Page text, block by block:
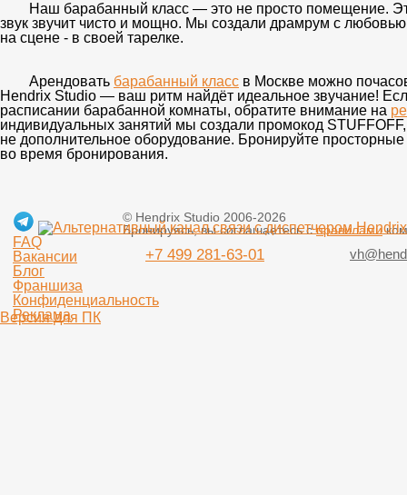
Наш барабанный класс — это не просто помещение.
звук звучит чисто и мощно. Мы создали драмрум с любовью
на сцене - в своей тарелке.
Арендовать барабанный класс в Москве можно
Hendrix Studio — ваш ритм найдёт идеальное звучание!
расписании барабанной комнаты, обратите внимание на
индивидуальных занятий мы создали промокод
не дополнительное оборудование. Бронируйте
во время бронирования.
© Hendrix Studio 2006-2026
Бронируясь, вы соглашаетесь справилами
+7 499 281-63-01
FAQ
Вакансии
Блог
Франшиза
Конфиденциальность
Реклама
Версия для ПК